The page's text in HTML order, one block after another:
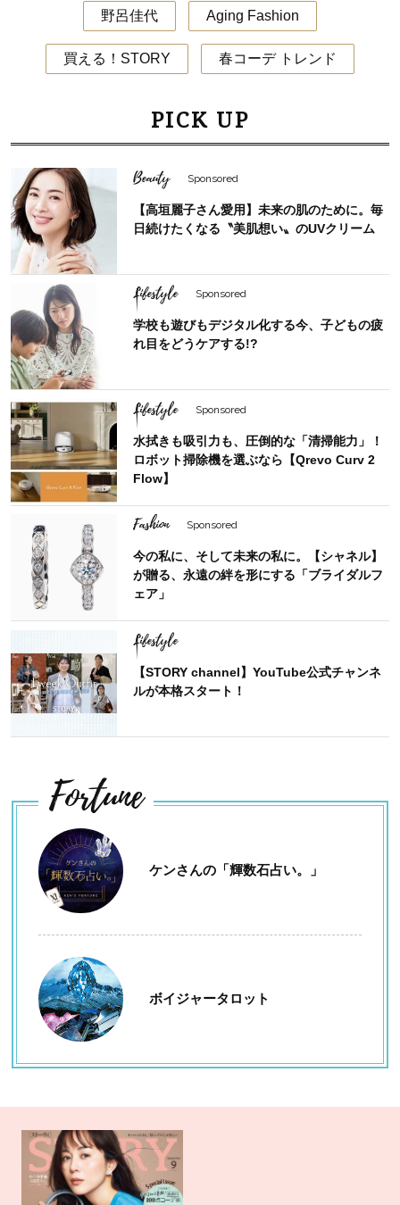
野呂佳代 Aging Fashion
買える！STORY 春コーデ トレンド
PICK UP
Beauty Sponsored
【高垣麗子さん愛用】未来の肌のために。毎
日続けたくなる〝美肌想い〟のUVクリーム
Lifestyle Sponsored
学校も遊びもデジタル化する今、子どもの疲
れ目をどうケアする!?
Lifestyle Sponsored
水拭きも吸引力も、圧倒的な「清掃能力」！
ロボット掃除機を選ぶなら【Qrevo Curv 2
Flow】
Fashion Sponsored
今の私に、そして未来の私に。【シャネル】
が贈る、永遠の絆を形にする「ブライダルフ
ェア」
Lifestyle
【STORY channel】YouTube公式チャンネ
ルが本格スタート！
Fortune
ケンさんの「輝数石占い。」
ボイジャータロット